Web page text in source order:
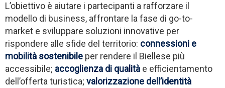
L’obiettivo è aiutare i partecipanti a rafforzare il
modello di business, affrontare la fase di go-to-
market e sviluppare soluzioni innovative per
rispondere alle sfide del territorio: connessioni e
mobilità sostenibile per rendere il Biellese più
accessibile; accoglienza di qualità e efficientamento
dell’offerta turistica; valorizzazione dell’identità